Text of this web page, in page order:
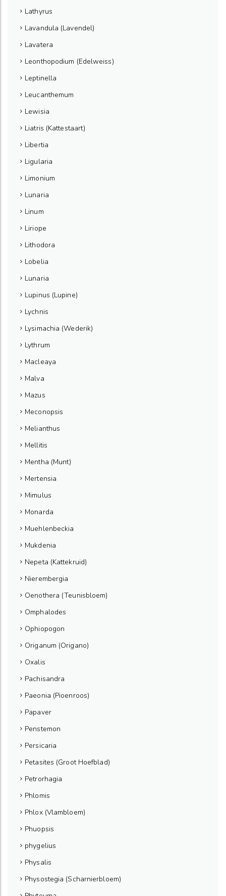
Lathyrus
Lavandula (Lavendel)
Lavatera
Leonthopodium (Edelweiss)
Leptinella
Leucanthemum
Lewisia
Liatris (Kattestaart)
Libertia
Ligularia
Limonium
Lunaria
Linum
Liriope
Lithodora
Lobelia
Lunaria
Lupinus (Lupine)
Lychnis
Lysimachia (Wederik)
Lythrum
Macleaya
Malva
Mazus
Meconopsis
Melianthus
Mellitis
Mentha (Munt)
Mertensia
Mimulus
Monarda
Muehlenbeckia
Mukdenia
Nepeta (Kattekruid)
Nierembergia
Oenothera (Teunisbloem)
Omphalodes
Ophiopogon
Origanum (Origano)
Oxalis
Pachisandra
Paeonia (Pioenroos)
Papaver
Penstemon
Persicaria
Petasites (Groot Hoefblad)
Petrorhagia
Phlomis
Phlox (Vlambloem)
Phuopsis
phygelius
Physalis
Physostegia (Scharnierbloem)